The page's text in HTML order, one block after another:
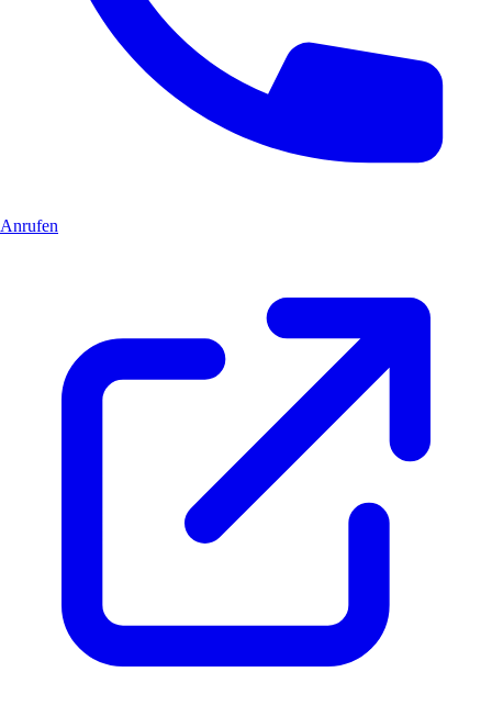
Anrufen